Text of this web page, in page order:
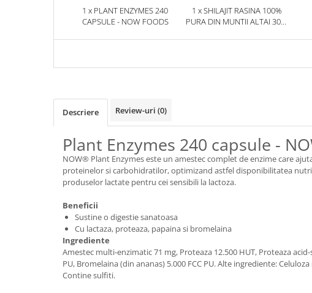
1 x PLANT ENZYMES 240
CAPSULE - NOW FOODS
1 x SHILAJIT RASINA 100%
PURA DIN MUNTII ALTAI 30G.
Descriere Review-uri (0)
Plant Enzymes 240 capsule -
NOW® Plant Enzymes este un amestec complet de enzime care
proteinelor si carbohidratilor, optimizand astfel disponibilitatea
produselor lactate pentru cei sensibili la lactoza.
Beneficii
Sustine o digestie sanatoasa
Cu lactaza, proteaza, papaina si bromelaina
Ingrediente
Amestec multi-enzimatic 71 mg, Proteaza 12.500 HUT, Proteaza acid-
PU, Bromelaina (din ananas) 5.000 FCC PU. Alte ingrediente:
Contine sulfiti.